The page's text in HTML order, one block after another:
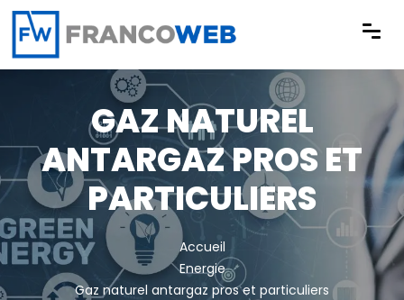
Panneau de gestion des cookies
GAZ NATUREL
ANTARGAZ PROS ET
PARTICULIERS
Accueil
Energie
Gaz naturel antargaz pros et particuliers